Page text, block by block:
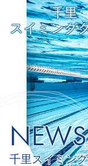
千里
スイミング
NEWS
千里スイミン